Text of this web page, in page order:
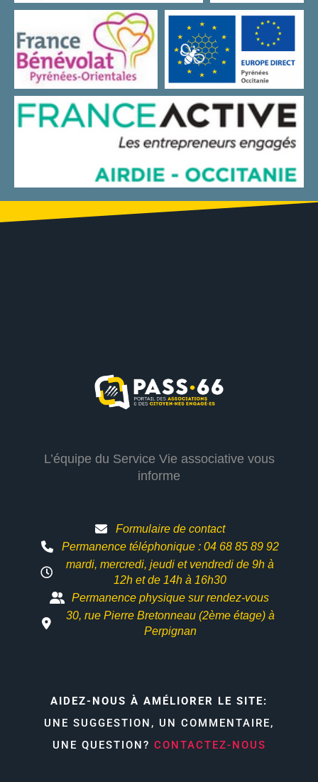
L’équipe du Service Vie associative vous
informe
Formulaire de contact
Permanence téléphonique : 04 68 85 89 92
mardi, mercredi, jeudi et vendredi de 9h à
12h etde 14h à 16h30
Permanence physique sur rendez-vous
30, rue Pierre Bretonneau (2ème étage) à
Perpignan
AIDEZ-NOUS À AMÉLIORER LE SITE:
UNE SUGGESTION, UN COMMENTAIRE,
UNE QUESTION? CONTACTEZ-NOUS